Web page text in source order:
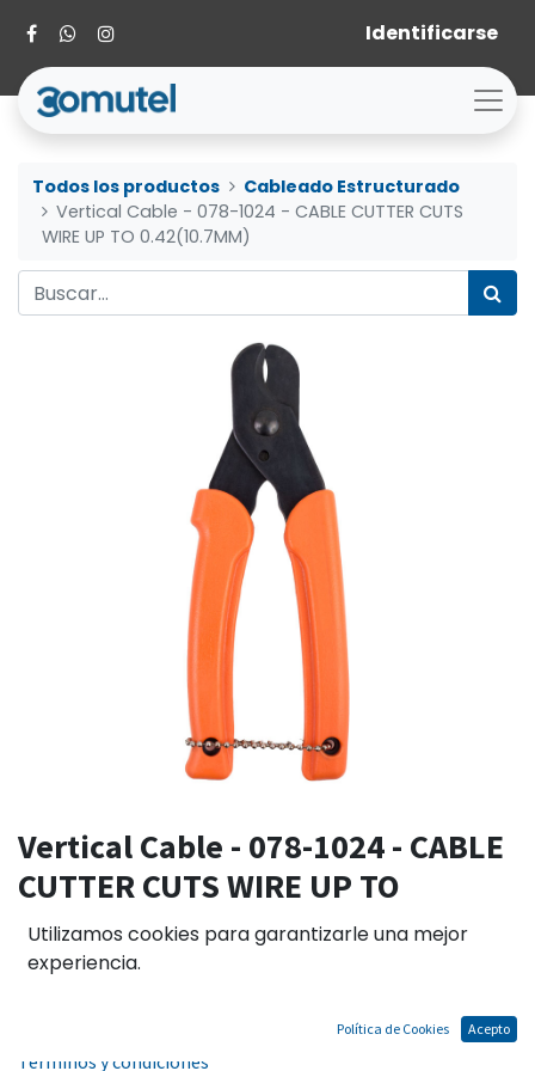
Identificarse
Todos los productos
Cableado Estructurado
Vertical Cable - 078-1024 - CABLE CUTTER CUTS
WIRE UP TO 0.42(10.7MM)
Vertical Cable - 078-1024 - CABLE
CUTTER CUTS WIRE UP TO
0.42(10.7MM)
Términos y condiciones
Utilizamos cookies para garantizarle una mejor
experiencia.
Política de Cookies Acepto